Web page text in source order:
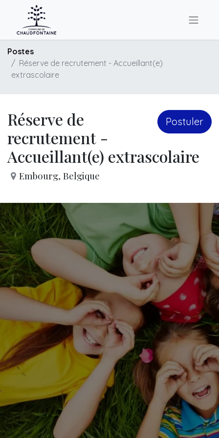
Postes
Réserve de recrutement - Accueillant(e)
extrascolaire
Postuler
Réserve de
recrutement -
Accueillant(e) extrascolaire
Embourg, Belgique